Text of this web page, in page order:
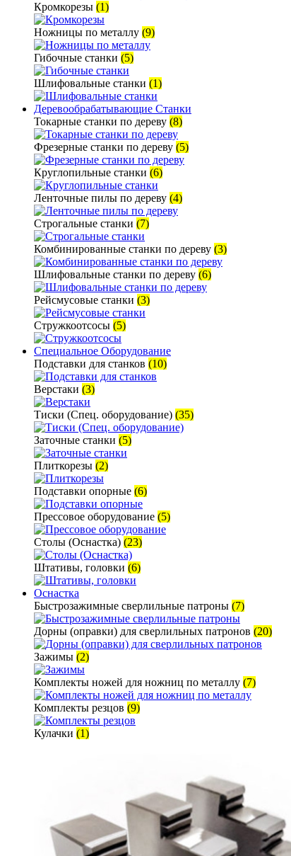
Кромкорезы (1)
Ножницы по металлу (9)
Гибочные станки (5)
Шлифовальные станки (1)
Деревообрабатывающие Станки
Токарные станки по дереву (8)
Фрезерные станки по дереву (5)
Круглопильные станки (6)
Ленточные пилы по дереву (4)
Строгальные станки (7)
Комбинированные станки по дереву (3)
Шлифовальные станки по дереву (6)
Рейсмусовые станки (3)
Стружкоотсосы (5)
Специальное Оборудование
Подставки для станков (10)
Верстаки (3)
Тиски (Спец. оборудование) (35)
Заточные станки (5)
Плиткорезы (2)
Подставки опорные (6)
Прессовое оборудование (5)
Столы (Оснастка) (23)
Штативы, головки (6)
Оснастка
Быстрозажимные сверлильные патроны (7)
Дорны (оправки) для сверлильных патронов (20)
Зажимы (2)
Комплекты ножей для ножниц по металлу (7)
Комплекты резцов (9)
Кулачки (1)